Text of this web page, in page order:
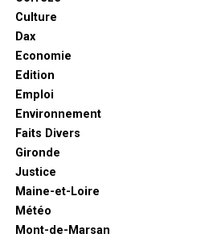
Culture
Dax
Economie
Edition
Emploi
Environnement
Faits Divers
Gironde
Justice
Maine-et-Loire
Météo
Mont-de-Marsan